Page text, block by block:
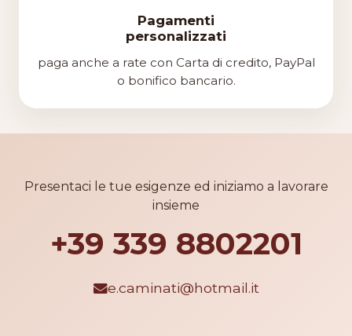
Pagamenti
personalizzati
paga anche a rate con Carta di credito, PayPal
o bonifico bancario.
Presentaci le tue esigenze ed iniziamo a lavorare
insieme
+39 339 8802201
e.caminati@hotmail.it